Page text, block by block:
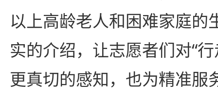
以上高龄老人和困难家庭的
实的介绍，让志愿者们对“
更真切的感知，也为精准服